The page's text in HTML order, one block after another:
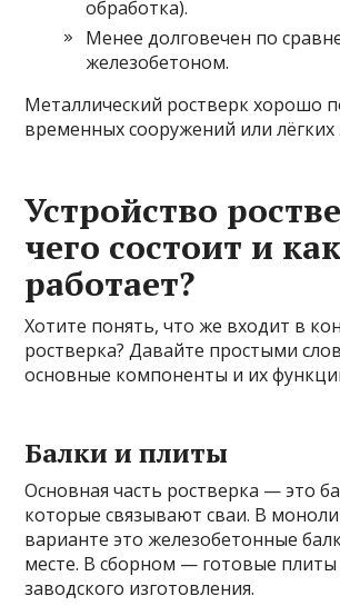
обработка).
Менее долговечен по
железобетоном.
Металлический ростверк хорошо
временных сооружений или лёгких
Устройство
чего состоит и как
работает?
Хотите понять, что же входит в
ростверка? Давайте простыми
основные компоненты и их
Балки и плиты
Основная часть ростверка — это
которые связывают сваи. В
варианте это железобетонные
месте. В сборном — готовые плиты
заводского изготовления.